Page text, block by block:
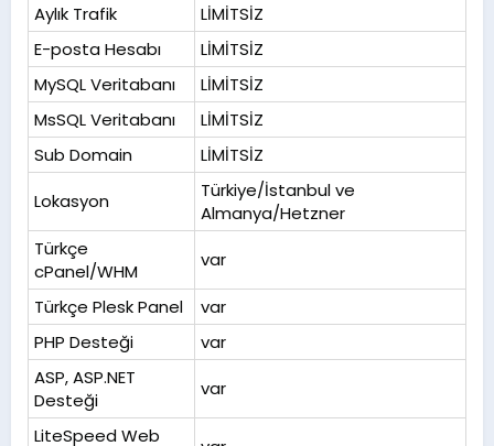
Aylık Trafik
LİMİTSİZ
E-posta Hesabı
LİMİTSİZ
MySQL Veritabanı
LİMİTSİZ
MsSQL Veritabanı
LİMİTSİZ
Sub Domain
LİMİTSİZ
Lokasyon
Türkiye/İstanbul ve
Almanya/Hetzner
Türkçe
cPanel/WHM
var
Türkçe Plesk Panel
var
PHP Desteği
var
ASP, ASP.NET
Desteği
var
LiteSpeed Web